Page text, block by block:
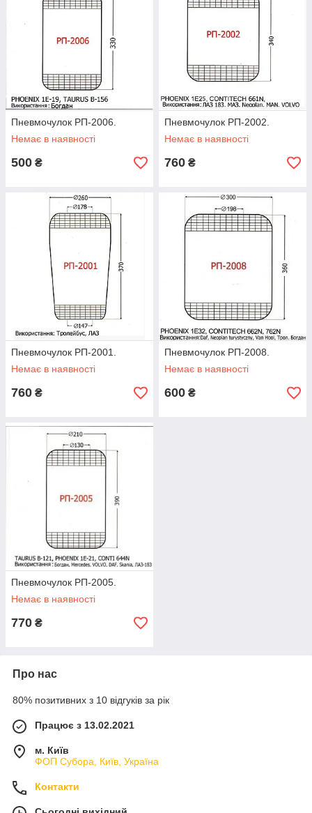
Пневмочулок РП-2006.
Немає в наявності
500 ₴
Пневмочулок РП-2002.
Немає в наявності
760 ₴
Пневмочулок РП-2001.
Немає в наявності
760 ₴
Пневмочулок РП-2008.
Немає в наявності
600 ₴
Пневмочулок РП-2005.
Немає в наявності
770 ₴
Про нас
80% позитивних з 10 відгуків за рік
Працює з 13.02.2021
м. Київ
ФОП Субора, Київ, Україна
Контакти